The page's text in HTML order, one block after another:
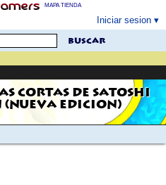
MAPA TIENDA
Iniciar sesion
buscar
CORTAS DE SATOSHI
(NUEVA EDICION)